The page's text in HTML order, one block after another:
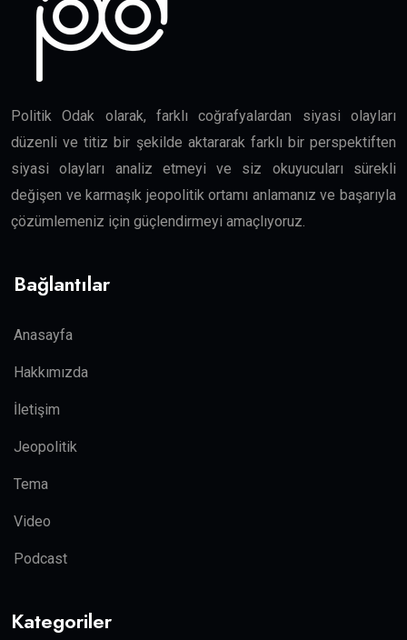
Politik Odak olarak, farklı coğrafyalardan siyasi olayları
düzenli ve titiz bir şekilde aktararak farklı bir perspektiften
siyasi olayları analiz etmeyi ve siz okuyucuları sürekli
değişen ve karmaşık jeopolitik ortamı anlamanız ve başarıyla
çözümlemeniz için güçlendirmeyi amaçlıyoruz.
Bağlantılar
Anasayfa
Hakkımızda
İletişim
Jeopolitik
Tema
Video
Podcast
Kategoriler